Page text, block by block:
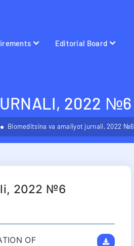
Editorial Board
2022 №6
Biomeditsina va amaliyot jurnali, 2022 №6
2022 №6
OF